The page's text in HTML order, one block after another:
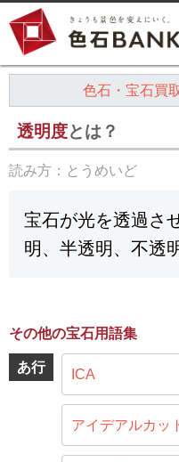
色石・宝石買
透明度とは？
読み方： とうめいど
宝石が光を透過さ
明、半透明、不透
その他の宝石用語集
あ行 ICA
アイデアルカッ